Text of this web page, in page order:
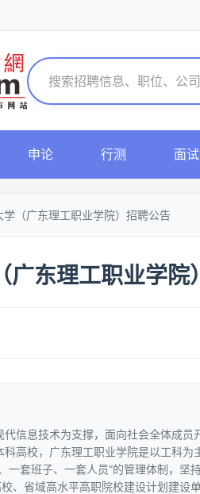
申论 行测 面试
学（广东理工职业学院）招聘公告
广东理工职业学院
代信息技术为支撑，面向社会全体成
科高校，广东理工职业学院是以工科
一套班子、一套人员”的管理体制，
校、省域高水平高职院校建设计划建